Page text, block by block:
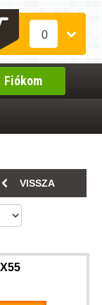
0
Fiókom
VISSZA